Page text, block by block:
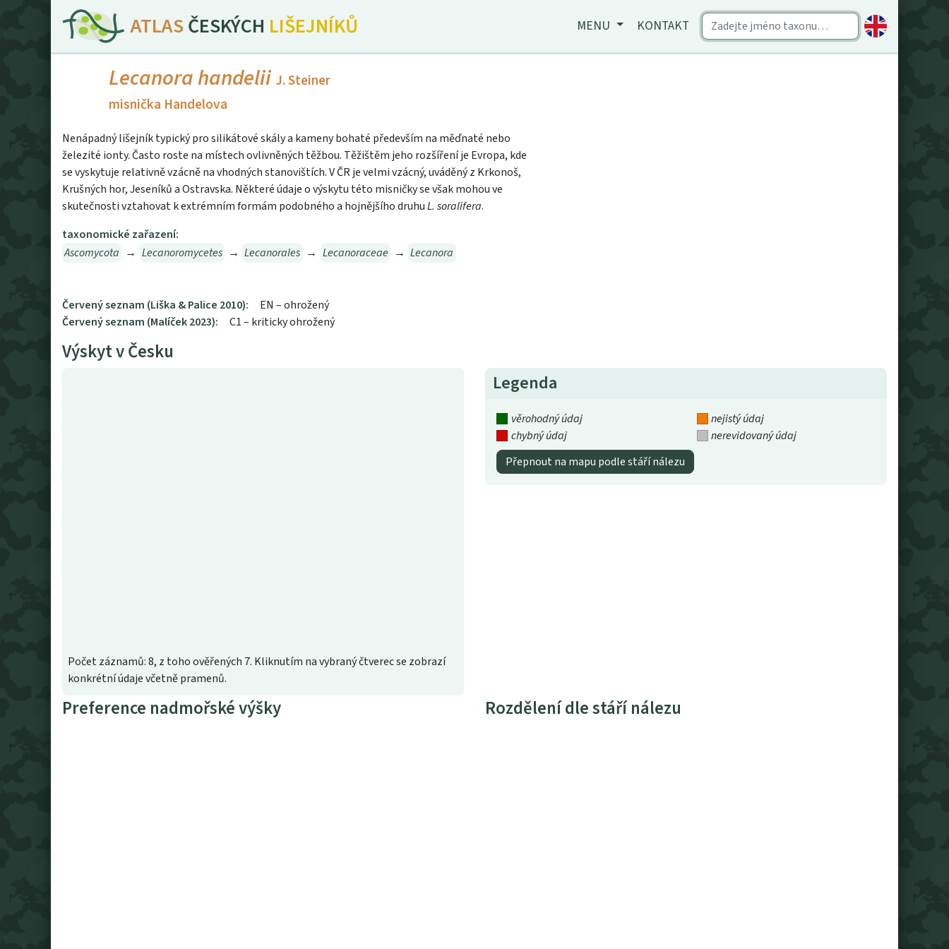
ATLASČESKÝCH LIŠEJNÍKŮ MENU KONTAKT
Lecanora handelii J. Steiner
misnička Handelova
Nenápadný lišejník typický pro silikátové skály a kameny bohaté především na měďnaté nebo
železité ionty. Často roste na místech ovlivněných těžbou. Těžištěm jeho rozšíření je Evropa, kde
se vyskytuje relativně vzácně na vhodných stanovištích. V ČR je velmi vzácný, uváděný z Krkonoš,
Krušných hor, Jeseníků a Ostravska. Některé údaje o výskytu této misničky se však mohou ve
skutečnosti vztahovat k extrémním formám podobného a hojnějšího druhuL. soralifera.
taxonomické zařazení:
Ascomycota → Lecanoromycetes → Lecanorales → Lecanoraceae → Lecanora
Červený seznam (Liška & Palice 2010):
EN – ohrožený
Červený seznam (Malíček 2023):
C1 – kriticky ohrožený
Výskyt v Česku
Počet záznamů: 8, z toho ověřených 7. Kliknutím na vybraný čtverec se zobrazí
konkrétní údaje včetně pramenů.
Legenda
věrohodný údaj
nejistý údaj
chybný údaj
nerevidovaný údaj
Přepnout na mapu podle stáří nálezu
Preference nadmořské výšky Rozdělení dle stáří nálezu